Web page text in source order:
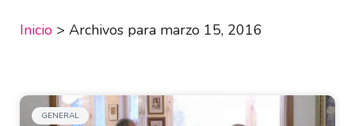
Inicio > Archivos para marzo 15, 2016
GENERAL